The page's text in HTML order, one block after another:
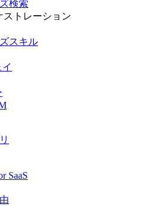
検索
ストレーション
スキル
SaaS